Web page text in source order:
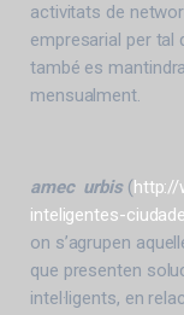
activitats de
empresarial per tal
també es
mensualment.
amec urbis(http://
inteligentes-
on s’agrupen
que presenten
intel·ligents, en